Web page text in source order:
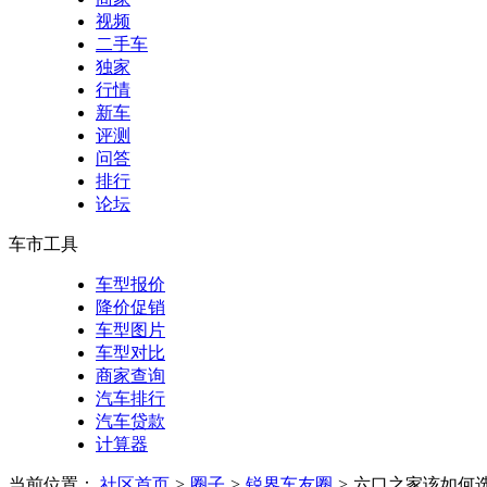
视频
二手车
独家
行情
新车
评测
问答
排行
论坛
车市工具
车型报价
降价促销
车型图片
车型对比
商家查询
汽车排行
汽车贷款
计算器